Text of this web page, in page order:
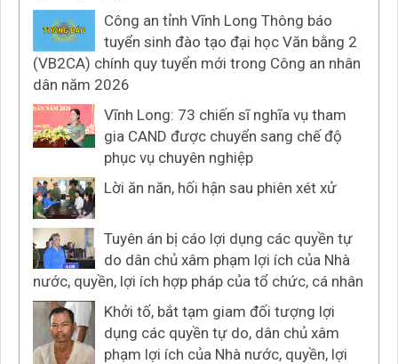
Công an tỉnh Vĩnh Long Thông báo
tuyển sinh đào tạo đại học Văn bằng 2
(VB2CA) chính quy tuyển mới trong Công an nhân
dân năm 2026
Vĩnh Long: 73 chiến sĩ nghĩa vụ tham
gia CAND được chuyển sang chế độ
phục vụ chuyên nghiệp
Lời ăn năn, hối hận sau phiên xét xử
Tuyên án bị cáo lợi dụng các quyền tự
do dân chủ xâm phạm lợi ích của Nhà
nước, quyền, lợi ích hợp pháp của tổ chức, cá nhân
Khởi tố, bắt tạm giam đối tượng lợi
dụng các quyền tự do, dân chủ xâm
phạm lợi ích của Nhà nước, quyền, lợi